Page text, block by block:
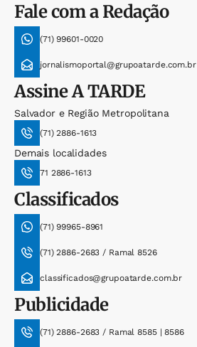
Fale com a Redação
(71) 99601-0020
jornalismoportal@grupoatarde.com.br
AssineA TARDE
Salvador e Região Metropolitana
(71) 2886-1613
Demais localidades
71 2886-1613
Classificados
(71) 99965-8961
(71) 2886-2683 / Ramal 8526
classificados@grupoatarde.com.br
Publicidade
(71) 2886-2683 / Ramal 8585 | 8586